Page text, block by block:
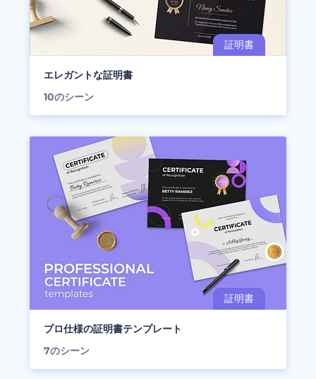
エレガントな証明書
10のシーン
プロ仕様の証明書テンプレート
7のシーン